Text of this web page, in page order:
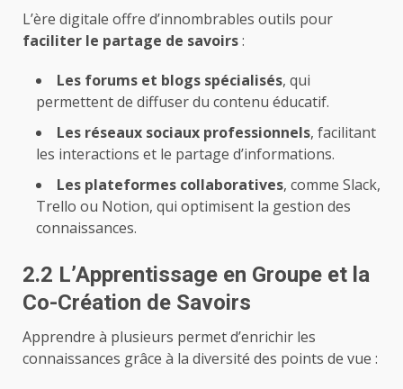
L’ère digitale offre d’innombrables outils pour
faciliter le partage de savoirs:
Les forums et blogs spécialisés, qui
permettent de diffuser du contenu éducatif.
Les réseaux sociaux professionnels, facilitant
les interactions et le partage d’informations.
Les plateformes collaboratives, comme Slack,
Trello ou Notion, qui optimisent la gestion des
connaissances.
2.2 L’Apprentissage en Groupe et la
Co-Création de Savoirs
Apprendre à plusieurs permet d’enrichir les
connaissances grâce à la diversité des points de vue :